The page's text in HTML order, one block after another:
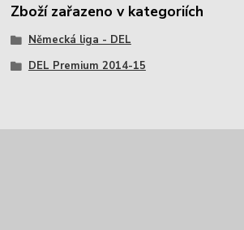
Zboží zařazeno v kategoriích
Německá liga - DEL
DEL Premium 2014-15